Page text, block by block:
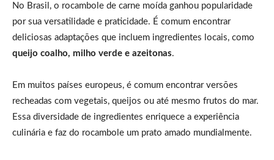
No Brasil, o rocambole de carne moída ganhou popularidade
por sua versatilidade e praticidade. É comum encontrar
deliciosas adaptações que incluem ingredientes locais, como
queijo coalho, milho verde e azeitonas.
Em muitos países europeus, é comum encontrar versões
recheadas com vegetais, queijos ou até mesmo frutos do mar.
Essa diversidade de ingredientes enriquece a experiência
culinária e faz do rocambole um prato amado mundialmente.